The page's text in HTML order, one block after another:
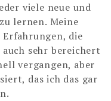
viele neue und
lernen. Meine
die
sehr bereichert
vergangen, aber
das ich das gar